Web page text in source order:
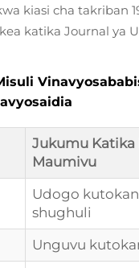
kiasi cha takriban
katika Journal ya
Jukumu Katika
Maumivu
Udogo
shughuli
Unguvu